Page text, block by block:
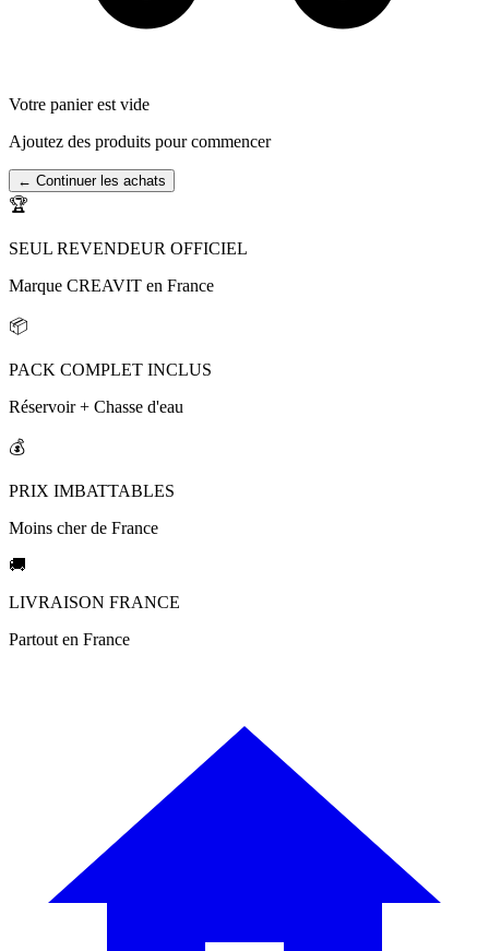
Votre panier est vide
Ajoutez des produits pour commencer
← Continuer les achats
🏆
SEUL REVENDEUR OFFICIEL
Marque CREAVIT en France
📦
PACK COMPLET INCLUS
Réservoir + Chasse d'eau
💰
PRIX IMBATTABLES
Moins cher de France
🚚
LIVRAISON FRANCE
Partout en France